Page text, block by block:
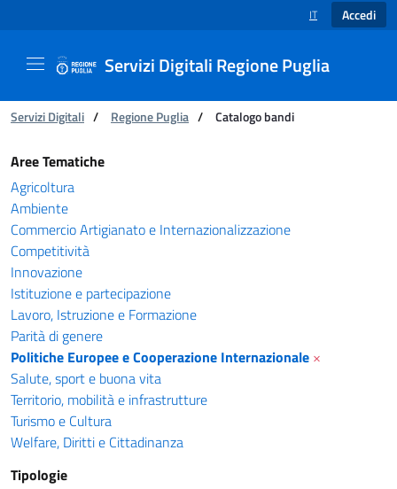
SELEZIONE
IT Accedi
Servizi Digitali Regione Puglia
Ti trovi in:
Servizi Digitali / Regione Puglia / Catalogo bandi
Catalogo bandi - Servizi Digitali Regione
Aree Tematiche
Agricoltura
Ambiente
Commercio Artigianato e Internazionalizzazione
Competitività
Innovazione
Istituzione e partecipazione
Lavoro, Istruzione e Formazione
Parità di genere
Politiche Europee e Cooperazione Internazionale ×
Salute, sport e buona vita
Territorio, mobilità e infrastrutture
Turismo e Cultura
Welfare, Diritti e Cittadinanza
Tipologie